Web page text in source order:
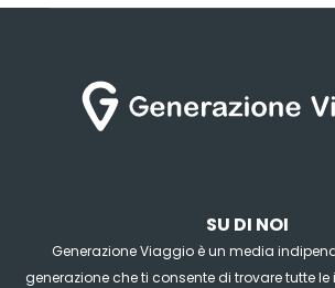
SU DI NOI
Generazione Viaggio è un media
generazione che ti consente di trovare tutte